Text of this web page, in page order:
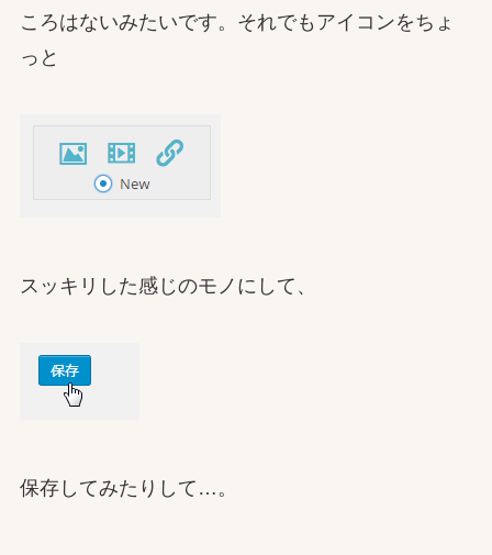
ころはないみたいです。それでもアイコンをちょ
っと
スッキリした感じのモノにして、
保存してみたりして…。